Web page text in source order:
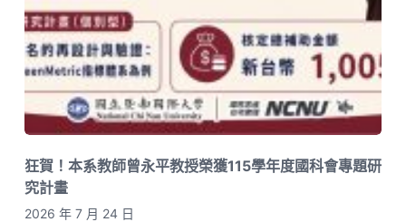
狂賀！本系教師曾永平教授榮獲115學年度國科會專題研
究計畫
2026 年 7 月 24 日